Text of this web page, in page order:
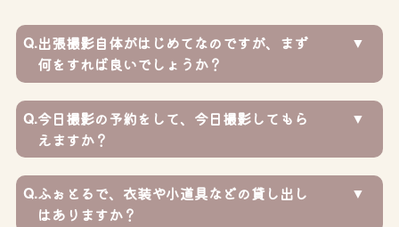
Q.出張撮影自体がはじめてなのですが、まず
何をすれば良いでしょうか？
Q.今日撮影の予約をして、今日撮影してもら
えますか？
Q.ふぉとるで、衣装や小道具などの貸し出し
はありますか？